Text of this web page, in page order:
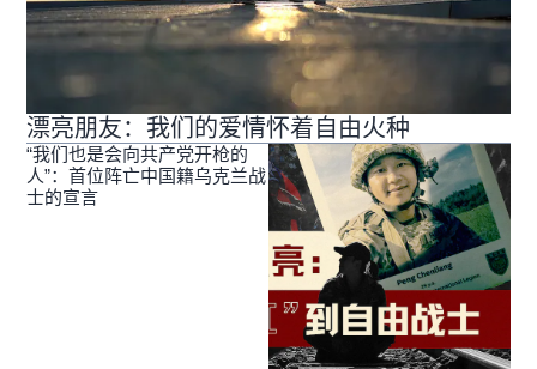
漂亮朋友：我们的爱情怀着自由火种
“我们也是会向共产党开枪的
人”：首位阵亡中国籍乌克兰战
士的宣言